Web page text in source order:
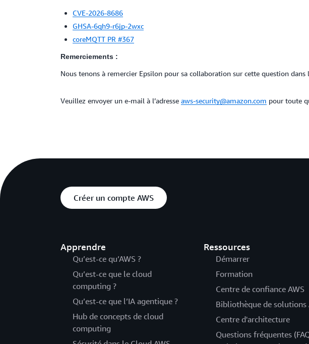
CVE-2026-8686
GHSA-6qh9-r6jp-2wxc
coreMQTT PR #367
Remerciements :
Nous tenons à remercier Epsilon pour sa collaboration sur cette question
Veuillez envoyer un e-mail à l’adresse aws-security@amazon.com pour toute
Créer un compte AWS
Apprendre
Qu’est-ce qu’AWS ?
Qu’est-ce que le cloud
computing ?
Qu’est-ce que l’IA agentique ?
Hub de concepts de cloud
computing
Ressources
Démarrer
Formation
Centre de confiance AWS
Bibliothèque de solutions
Centre d'architecture
Questions fréquentes